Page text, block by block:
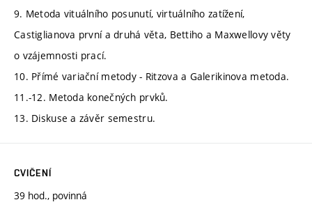
9. Metoda vituálního posunutí, virtuálního zatížení,
Castiglianova první a druhá věta, Bettiho a Maxwellovy věty
o vzájemnosti prací.
10. Přímé variační metody - Ritzova a Galerikinova metoda.
11.-12. Metoda konečných prvků.
13. Diskuse a závěr semestru.
CVIČENÍ
39 hod., povinná